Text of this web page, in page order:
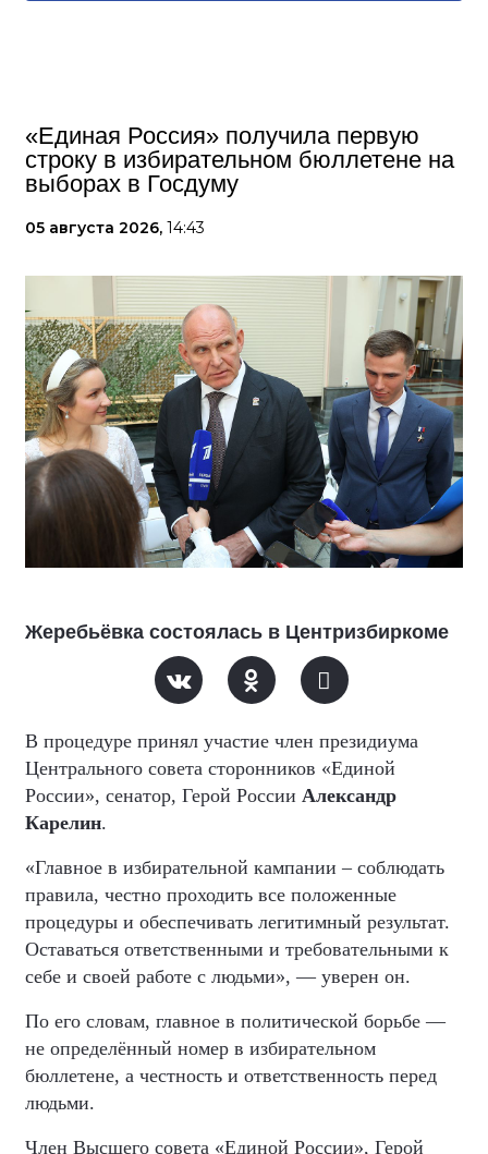
«Единая Россия» получила первую
строку в избирательном бюллетене на
выборах в Госдуму
05 августа 2026, 14:43
Жеребьёвка состоялась в Центризбиркоме
В процедуре принял участие член президиума
Центрального совета сторонников «Единой
России», сенатор, Герой России Александр
Карелин.
«Главное в избирательной кампании – соблюдать
правила, честно проходить все положенные
процедуры и обеспечивать легитимный результат.
Оставаться ответственными и требовательными к
себе и своей работе с людьми», — уверен он.
По его словам, главное в политической борьбе —
не определённый номер в избирательном
бюллетене, а честность и ответственность перед
людьми.
Член Высшего совета «Единой России», Герой